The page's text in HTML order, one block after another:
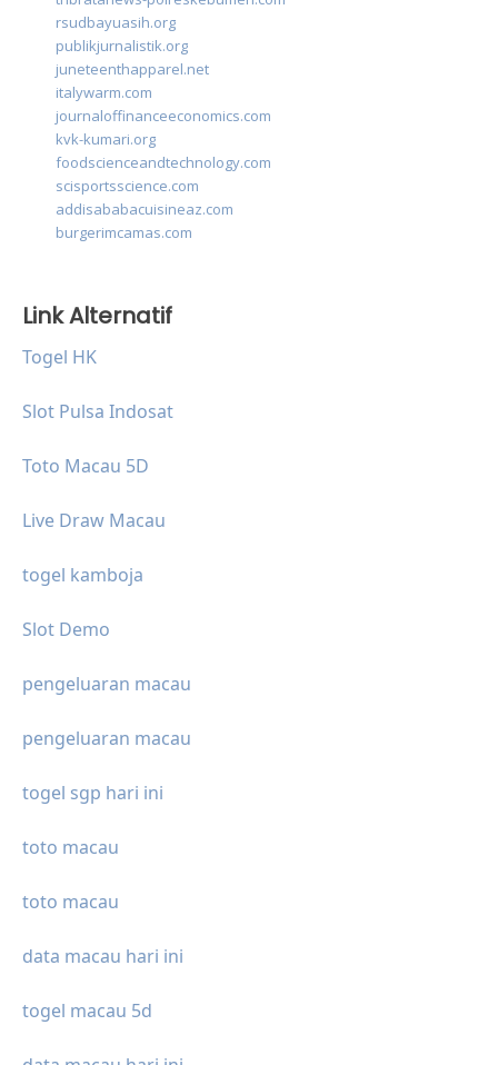
rsudbayuasih.org
publikjurnalistik.org
juneteenthapparel.net
italywarm.com
journaloffinanceeconomics.com
kvk-kumari.org
foodscienceandtechnology.com
scisportsscience.com
addisababacuisineaz.com
burgerimcamas.com
Link Alternatif
Togel HK
Slot Pulsa Indosat
Toto Macau 5D
Live Draw Macau
togel kamboja
Slot Demo
pengeluaran macau
pengeluaran macau
togel sgp hari ini
toto macau
toto macau
data macau hari ini
togel macau 5d